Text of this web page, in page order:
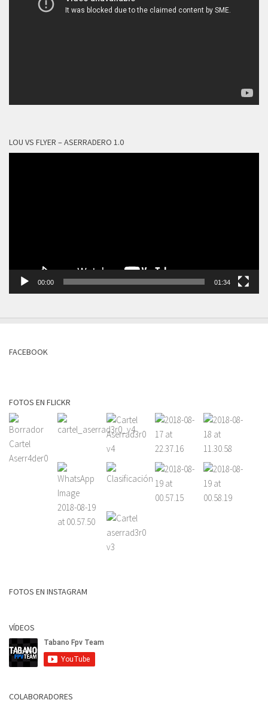
LOU VS FLYER – ASERRADERO 1.0
00:00 01:34
FACEBOOK
FOTOS EN FLICKR
FOTOS EN INSTAGRAM
VÍDEOS
COLABORADORES